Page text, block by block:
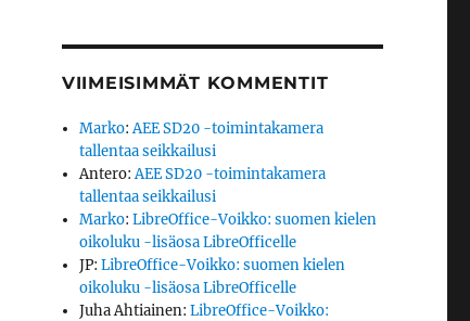
VIIMEISIMMÄT KOMMENTIT
Marko:AEE SD20 -toimintakamera
tallentaa seikkailusi
Antero:AEE SD20 -toimintakamera
tallentaa seikkailusi
Marko:LibreOffice-Voikko: suomen kielen
oikoluku -lisäosa LibreOfficelle
JP:LibreOffice-Voikko: suomen kielen
oikoluku -lisäosa LibreOfficelle
Juha Ahtiainen:LibreOffice-Voikko: